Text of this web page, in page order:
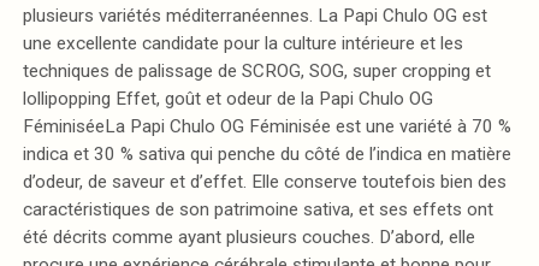
plusieurs variétés méditerranéennes. La Papi Chulo OG est
une excellente candidate pour la culture intérieure et les
techniques de palissage de SCROG, SOG, super cropping et
lollipopping Effet, goût et odeur de la Papi Chulo OG
FéminiséeLa Papi Chulo OG Féminisée est une variété à 70 %
indica et 30 % sativa qui penche du côté de l’indica en matière
d’odeur, de saveur et d’effet. Elle conserve toutefois bien des
caractéristiques de son patrimoine sativa, et ses effets ont
été décrits comme ayant plusieurs couches. D’abord, elle